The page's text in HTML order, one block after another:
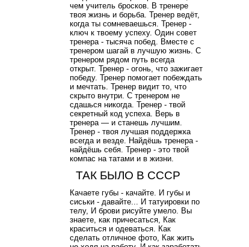
чем учитель бросков. В тренере
твоя жизнь и борьба. Тренер ведёт,
когда ты сомневаешься. Тренер -
ключ к твоему успеху. Один совет
тренера - тысяча побед. Вместе с
тренером шагай в лучшую жизнь. С
тренером рядом путь всегда
открыт. Тренер - огонь, что зажигает
победу. Тренер помогает побеждать
и мечтать. Тренер видит то, что
скрыто внутри. С тренером не
сдашься никогда. Тренер - твой
секретный код успеха. Верь в
тренера — и станешь лучшим.
Тренер - твоя лучшая поддержка
всегда и везде. Найдёшь тренера -
найдёшь себя. Тренер - это твой
компас на татами и в жизни.
ТАК БЫЛО В СССР
Качаете губы - качайте. И губы и
сиськи - давайте... И татуировки по
телу, И брови рисуйте умело. Вы
знаете, как причесаться, Как
краситься и одеваться. Как
сделать отличное фото, Как жить